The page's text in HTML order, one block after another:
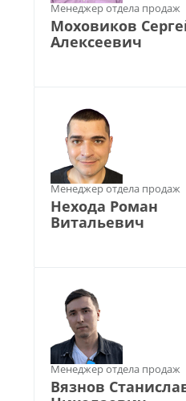
Менеджер отдела продаж
Моховиков
Алексеевич
Менеджер отдела продаж
Нехода Роман
Витальевич
Менеджер отдела продаж
Вязнов